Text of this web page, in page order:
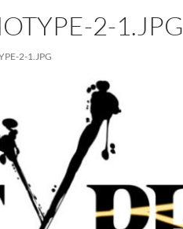
2-1.JPG
2-1.JPG